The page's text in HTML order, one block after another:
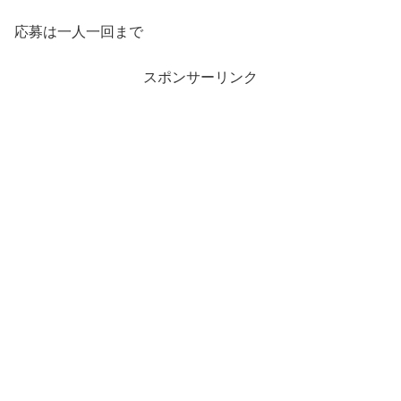
応募は一人一回まで
スポンサーリンク